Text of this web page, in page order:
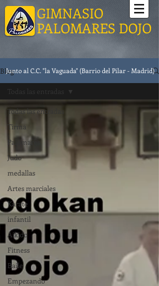
GIMNASIO
PALOMARES DOJO
Junto al C.C. "la Vaguada" (Barrio del Pilar - Madrid)
Blog
Todas las entradas
Tirma
Palomares
Judo
medallas
Artes marciales
Karate
infantil
Aikido
Fitness
Baile
Empezando
Todas las entradas